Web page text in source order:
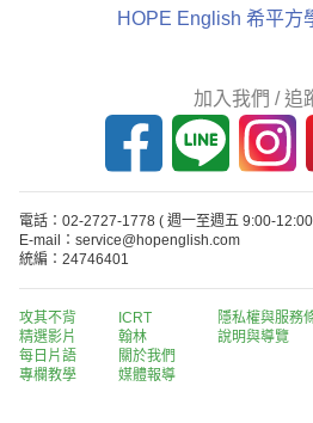
HOPE English 希平方
加入我們 / 追
電話：02-2727-1778 ( 週一至週五 9:00-
E-mail：service@hopenglish.com
統編：24746401
攻其不背
精選影片
每日片語
專欄教學
ICRT
翰林
關於我們
媒體報導
隱私權與服務
說明與導覽